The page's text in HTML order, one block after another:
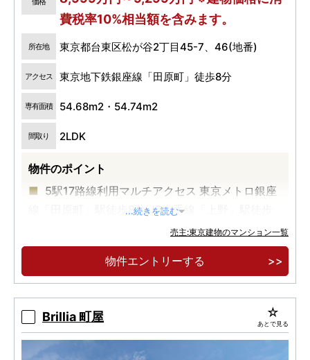
費税率10%相当額を含みます。
所在地 東京都台東区松が谷2丁目45-7、46(地番)
アクセス 東京地下鉄銀座線「田原町」徒歩8分
専有面積 54.68m2・54.74m2
間取り 2LDK
物件のポイント
5駅17路線利用マルチアクセス 東京メトロ銀座
線「田原町」駅徒歩8分 JR山手線「上野」駅徒歩
全邸2LDK南向き角住戸
2026年8月入居可
...続きを読む
売主:東京建物のマンション一覧
物件エントリーする
Brillia 町屋 あとで見る